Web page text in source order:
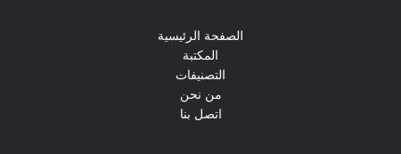
الصفحة الرئيسية
المكتبة
التصنيفات
من نحن
اتصل بنا